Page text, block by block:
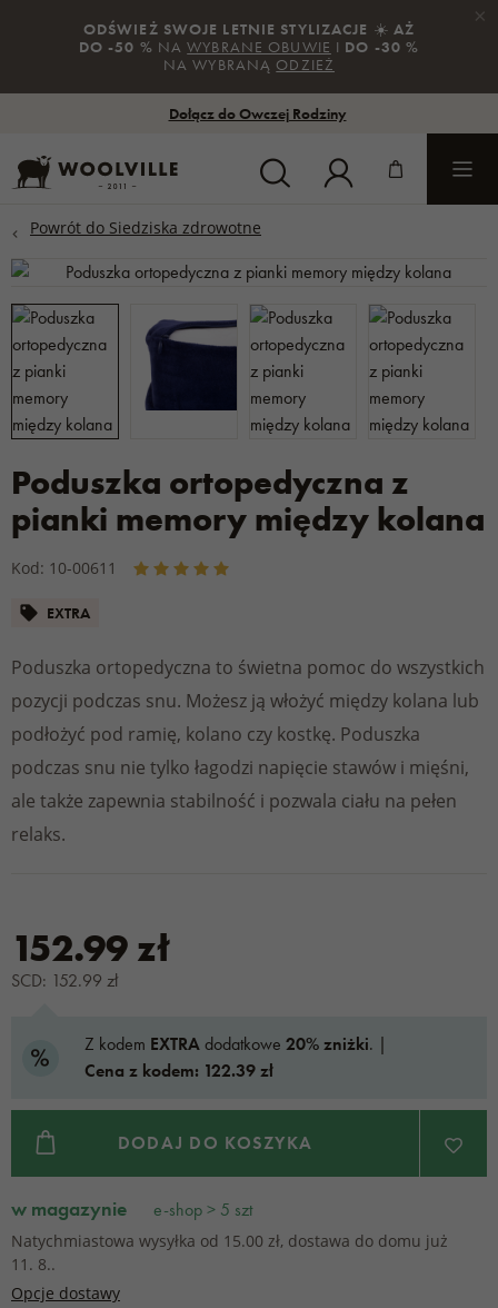
ODŚWIEŻ SWOJE LETNIE STYLIZACJE ☀️ AŻ
DO -50 % NAWYBRANE OBUWIE I DO -30 %
NA WYBRANĄ ODZIEŻ
×
Dołącz do Owczej Rodziny
Poduszka ortopedyczna z
pianki memory między kolana
Kod: 10-00611
EXTRA
Poduszka ortopedyczna to świetna pomoc do wszystkich
pozycji podczas snu. Możesz ją włożyć między kolana lub
podłożyć pod ramię, kolano czy kostkę. Poduszka
podczas snu nie tylko łagodzi napięcie stawów i mięśni,
ale także zapewnia stabilność i pozwala ciału na pełen
relaks.
152.99 zł
SCD: 152.99 zł
Z kodem EXTRAdodatkowe 20% zniżki. |
Cena z kodem: 122.39 zł
DODAJ DO KOSZYKA
w magazynie e-shop > 5 szt
Natychmiastowa wysyłka od 15.00 zł, dostawa do domu już
11. 8..
Opcje dostawy